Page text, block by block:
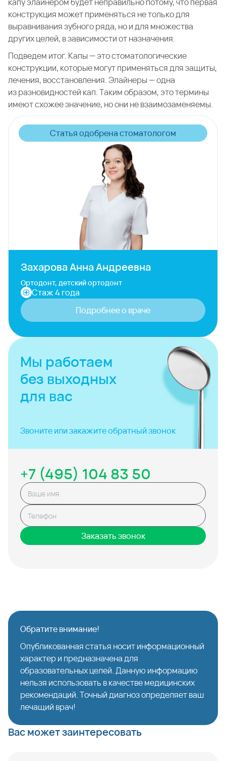
конструкция может применяться не только для
выравнивания зубного ряда, но и для множества
других целей, в зависимости от назначения.
Подведем итог. Капы — это стоматологические
конструкции, которые могут применяться для защиты,
лечения, восстановления. Элайнеры — одна
из разновидностей кап. Таким образом, это термины
имеют схожее значение, но они не взаимозаменяемы.
Статья одобрена стоматологом
Захарова Анна Андреевна
Ортодонт, детский ортодонт
Стаж 4 года
Подробнее о враче
Мы работаем
без выходных
для вас
Звоните или закажитеобратный звонок
+7 (495) 104 83 50
Заказать звонок
Обратите внимание!
Опубликованная статья носит информационный
характер и предназначена для
образовательных целей. Данную информацию
нельзя использовать в качестве медицинских
рекомендаций. Точный диагноз определяет ваш
лечащий врач!
Вас может заинтересовать